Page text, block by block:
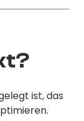
ist, das